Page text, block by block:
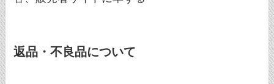
返品・不良品について